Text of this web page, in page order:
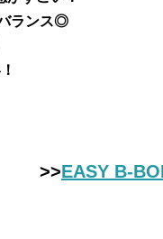
ランス◎
>>EASY B-